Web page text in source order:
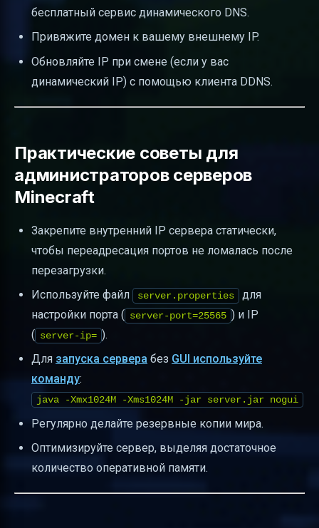
бесплатный сервис динамического DNS.
Привяжите домен к вашему внешнему IP.
Обновляйте IP при смене (если у вас
динамический IP) с помощью клиента DDNS.
Практические советы для
администраторов серверов
Minecraft
Закрепите внутренний IP сервера статически,
чтобы переадресация портов не ломалась после
перезагрузки.
Используйте файл
server.properties
для
настройки порта ( server-port=25565 ) и IP
( server-ip= ).
Для запуска сервера без GUI используйте
команду:
java -Xmx1024M -Xms1024M -jar server.jar nogui
Регулярно делайте резервные копии мира.
Оптимизируйте сервер, выделяя достаточное
количество оперативной памяти.